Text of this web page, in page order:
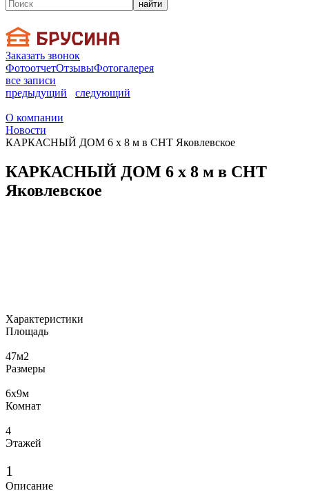
найти
Заказать звонок
ФотоотчетОтзывыФотогалерея
все записи
предыдущий
следующий
О компании
Новости
КАРКАСНЫЙ ДОМ 6 х 8 м в СНТ Яковлевское
КАРКАСНЫЙ ДОМ 6 х 8 м в СНТ
Яковлевское
Характеристики
Площадь
47м2
Размеры
6х9м
Комнат
4
Этажей
1
Описание